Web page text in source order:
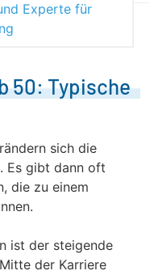
Experte für
50: Typische
sich die
Es gibt dann oft
die zu einem
ist der steigende
der Karriere